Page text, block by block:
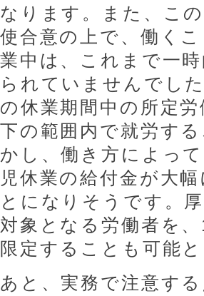
なります。また、こ
使合意の上で、働く
業中は、これまで一
られていませんでし
の休業期間中の所定
下の範囲内で就労す
かし、働き方によっ
児休業の給付金が大
とになりそうです。
対象となる労働者を
限定することも可能と
あと、実務で注意す